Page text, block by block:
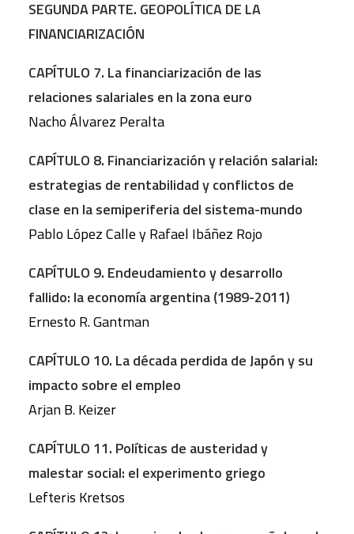
SEGUNDA PARTE. GEOPOLÍTICA DE LA
FINANCIARIZACIÓN
CAPÍTULO 7. La financiarización de las
relaciones salariales en la zona euro
Nacho Álvarez Peralta
CAPÍTULO 8. Financiarización y relación salarial:
estrategias de rentabilidad y conflictos de
clase en la semiperiferia del sistema-mundo
Pablo López Calle y Rafael Ibáñez Rojo
CAPÍTULO 9. Endeudamiento y desarrollo
fallido: la economía argentina (1989-2011)
Ernesto R. Gantman
CAPÍTULO 10. La década perdida de Japón y su
impacto sobre el empleo
Arjan B. Keizer
CAPÍTULO 11. Políticas de austeridad y
malestar social: el experimento griego
Lefteris Kretsos